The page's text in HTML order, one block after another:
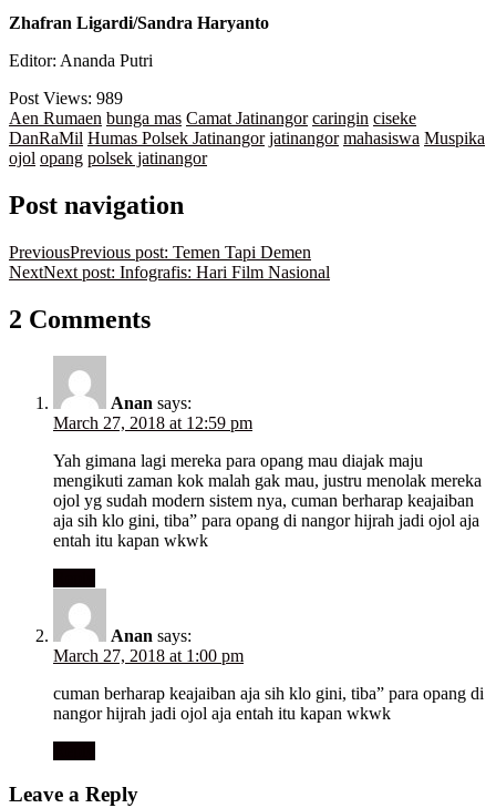
Zhafran Ligardi/Sandra Haryanto
Editor: Ananda Putri
Post Views: 989
Aen Rumaen bunga mas Camat Jatinangor caringin ciseke
DanRaMil Humas Polsek Jatinangor jatinangor mahasiswa Muspika
ojol opang polsek jatinangor
Post navigation
PreviousPrevious post: Temen Tapi Demen
NextNext post: Infografis: Hari Film Nasional
2 Comments
Anan says:
March 27, 2018 at 12:59 pm
Yah gimana lagi mereka para opang mau diajak maju
mengikuti zaman kok malah gak mau, justru menolak mereka
ojol yg sudah modern sistem nya, cuman berharap keajaiban
aja sih klo gini, tiba” para opang di nangor hijrah jadi ojol aja
entah itu kapan wkwk
Anan says:
March 27, 2018 at 1:00 pm
cuman berharap keajaiban aja sih klo gini, tiba” para opang di
nangor hijrah jadi ojol aja entah itu kapan wkwk
Leave a Reply